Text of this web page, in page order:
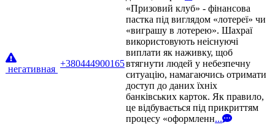
негативная
+380444900165
«Призовий клуб» - фінансова
пастка під виглядом «лотереї» чи
«виграшу в лотерею». Шахраї
використовують неіснуючі
виплати як наживку, щоб
втягнути людей у небезпечну
ситуацію, намагаючись отримати
доступ до даних їхніх
банківських карток. Як правило,
це відбувається під прикриттям
процесу «оформленн...